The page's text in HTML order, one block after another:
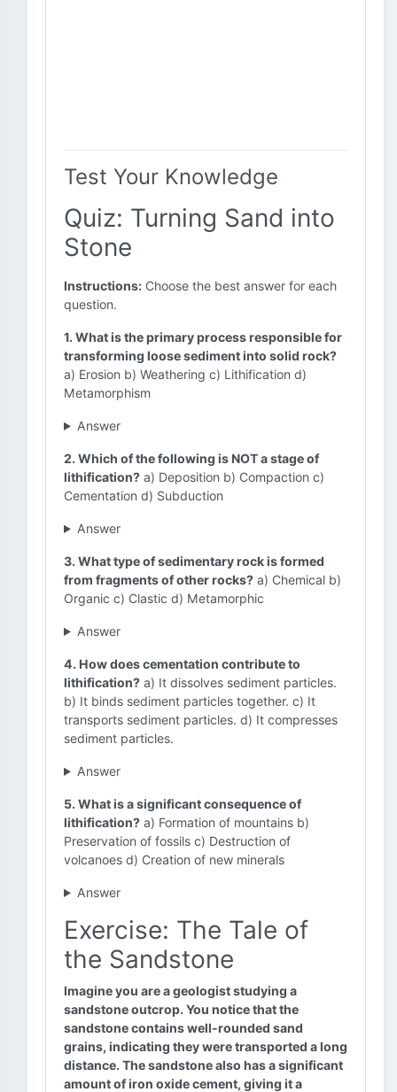
Test Your Knowledge
Quiz: Turning Sand into
Stone
Instructions: Choose the best answer for each
question.
1. What is the primary process responsible for
transforming loose sediment into solid rock?
a) Erosion b) Weathering c) Lithification d)
Metamorphism
Answer
2. Which of the following is NOT a stage of
lithification? a) Deposition b) Compaction c)
Cementation d) Subduction
Answer
3. What type of sedimentary rock is formed
from fragments of other rocks? a) Chemical b)
Organic c) Clastic d) Metamorphic
Answer
4. How does cementation contribute to
lithification? a) It dissolves sediment particles.
b) It binds sediment particles together. c) It
transports sediment particles. d) It compresses
sediment particles.
Answer
5. What is a significant consequence of
lithification? a) Formation of mountains b)
Preservation of fossils c) Destruction of
volcanoes d) Creation of new minerals
Answer
Exercise: The Tale of
the Sandstone
Imagine you are a geologist studying a
sandstone outcrop. You notice that the
sandstone contains well-rounded sand
grains, indicating they were transported a long
distance. The sandstone also has a significant
amount of iron oxide cement, giving it a